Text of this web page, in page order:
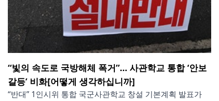
“빛의 속도로 국방해체 폭거”… 사관학교 통합 ‘안보
갈등’ 비화[어떻게 생각하십니까]
“반대” 1인시위 통합 국군사관학교 창설 기본계획 발표가